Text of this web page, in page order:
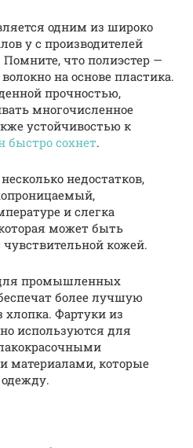
одним из широко
у с производителей
что полиэстер —
на основе пластика.
прочностью,
многочисленное
устойчивостью к
быстро сохнет.
недостатков,
и слегка
может быть
кожей.
для промышленных
более лучшую
Фартуки из
используются для
материалами, которые